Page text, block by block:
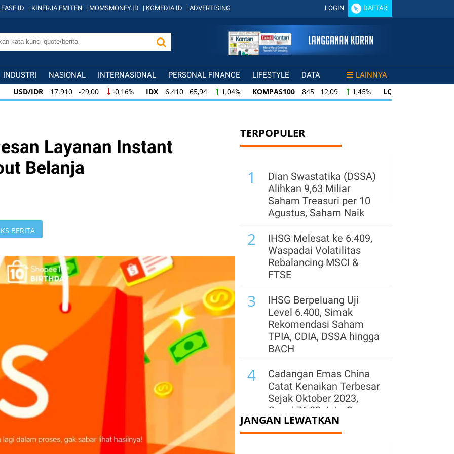
| KINERJA EMITEN | MOMSMONEY.ID | KGMEDIA.ID | ADVERTISING LOGIN DAFTAR
INDUSTRI NASIONAL INTERNASIONAL PERSONAL FINANCE LIFESTYLE DATA LAINNYA
USD/IDR 17.910 -29,00 -0,16% IDX 6.410 65,94 1,04% KOMPAS100 845 12,09 1,45% LQ45
USD/IDR
17.910 -29,00 -0,16% IDX 6.410 65,94 1,04% KOMPAS100 845 12,09 1,45% LQ45
Layanan Instant
Belanja
BERITA
TERPOPULER
1
Dian Swastatika (DSSA)
Alihkan 9,63 Miliar
Saham Treasuri per 10
Agustus, Saham Naik
2
IHSG Melesat ke 6.409,
Waspadai Volatilitas
Rebalancing MSCI &
FTSE
3
IHSG Berpeluang Uji
Level 6.400, Simak
Rekomendasi Saham
TPIA, CDIA, DSSA hingga
BACH
4
Cadangan Emas China
Catat Kenaikan Terbesar
Sejak Oktober 2023,
Capai 76,08 Juta Ons
5
Hendak Akuisisi
JANGAN LEWATKAN